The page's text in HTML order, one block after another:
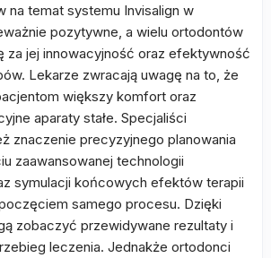
na temat systemu Invisalign w
pozytywne, a wielu ortodontów
za jej innowacyjność oraz efektywność
Lekarze zwracają uwagę na to, że
większy komfort oraz
aparaty stałe. Specjaliści
znaczenie precyzyjnego planowania
zaawansowanej technologii
symulacji końcowych efektów terapii
samego procesu. Dzięki
zobaczyć przewidywane rezultaty i
leczenia. Jednakże ortodonci